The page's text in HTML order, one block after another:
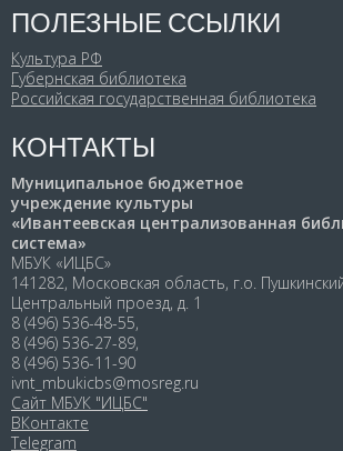
ПОЛЕЗНЫЕ ССЫЛКИ
Культура РФ
Губернская библиотека
Российская государственная библиотека
КОНТАКТЫ
Муниципальное бюджетное
учреждение культуры
«Ивантеевская централизованная
система»
МБУК «ИЦБС»
141282, Московская область, г.о.
Центральный проезд, д. 1
8 (496) 536-48-55,
8 (496) 536-27-89,
8 (496) 536-11-90
ivnt_mbukicbs@mosreg.ru
Сайт МБУК "ИЦБС"
ВКонтакте
Telegram